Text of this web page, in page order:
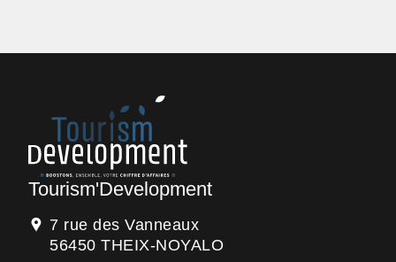
Tourism'Development
7 rue des Vanneaux
56450 THEIX-NOYALO